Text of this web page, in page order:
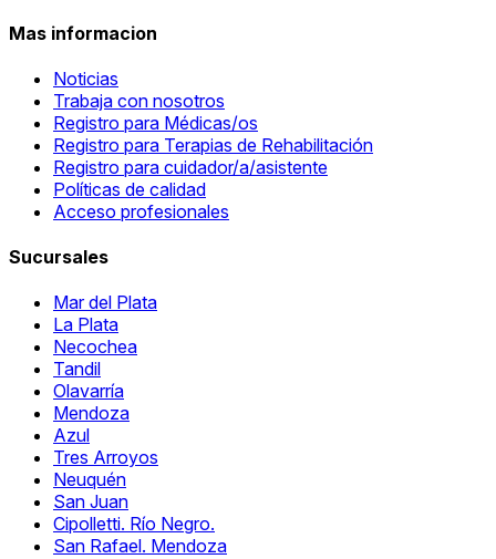
Mas informacion
Noticias
Trabaja con nosotros
Registro para Médicas/os
Registro para Terapias de Rehabilitación
Registro para cuidador/a/asistente
Políticas de calidad
Acceso profesionales
Sucursales
Mar del Plata
La Plata
Necochea
Tandil
Olavarría
Mendoza
Azul
Tres Arroyos
Neuquén
San Juan
Cipolletti. Río Negro.
San Rafael. Mendoza